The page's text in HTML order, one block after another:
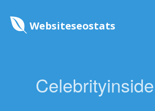
Websiteseostats